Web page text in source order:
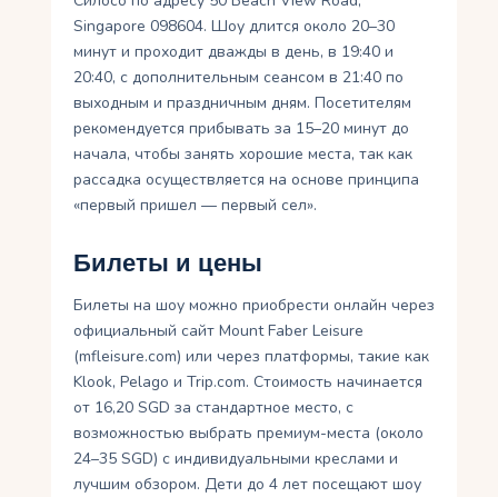
Singapore 098604. Шоу длится около 20–30
минут и проходит дважды в день, в 19:40 и
20:40, с дополнительным сеансом в 21:40 по
выходным и праздничным дням. Посетителям
рекомендуется прибывать за 15–20 минут до
начала, чтобы занять хорошие места, так как
рассадка осуществляется на основе принципа
«первый пришел — первый сел».
Билеты и цены
Билеты на шоу можно приобрести онлайн через
официальный сайт Mount Faber Leisure
(mfleisure.com) или через платформы, такие как
Klook, Pelago и Trip.com. Стоимость начинается
от 16,20 SGD за стандартное место, с
возможностью выбрать премиум-места (около
24–35 SGD) с индивидуальными креслами и
лучшим обзором. Дети до 4 лет посещают шоу